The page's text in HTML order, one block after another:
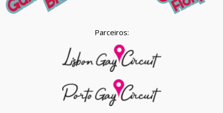
Parceiros: